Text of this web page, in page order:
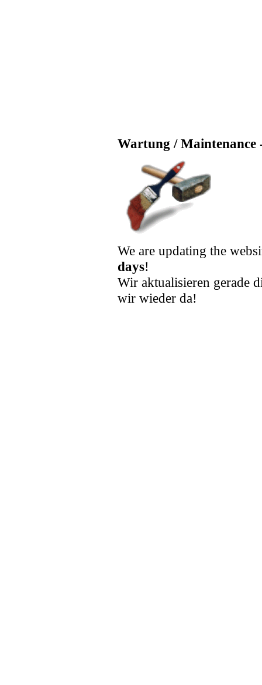
Wartung / Maintenance
We are updating the
days!
Wir aktualisieren gerade
wir wieder da!